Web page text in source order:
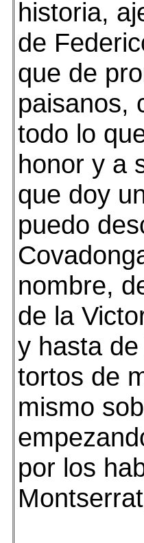
historia,
de
que de
paisanos,
todo lo
honor y a
que doy
puedo
nombre,
de la
y hasta
tortos de
mismo
por los